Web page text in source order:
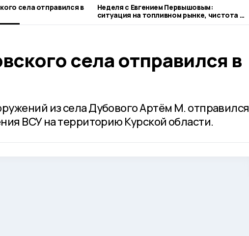
села отправился в
Неделя с Евгением Первышовым:
ситуация на топливном рынке, чистота в
городе и приоритеты образования
села отправился в
из села Дубового Артём М. отправился
ВСУ на территорию Курской области.